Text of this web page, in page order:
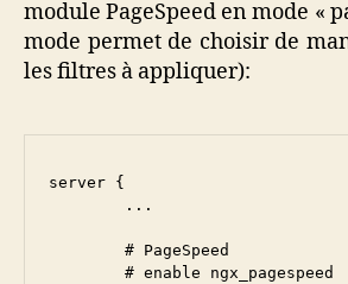
module PageSpeed en mode «
mode permet de choisir de
les filtres à appliquer):
server {
        ...
        # enable ngx_pagespeed